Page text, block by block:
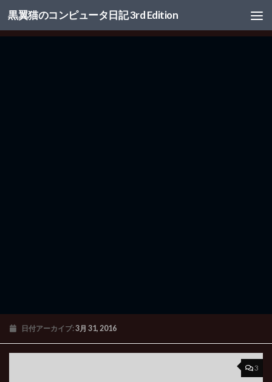
コンテンツへスキップ
黒翼猫のコンピュータ日記 3rd Edition
日付アーカイブ:3月 31, 2016
3